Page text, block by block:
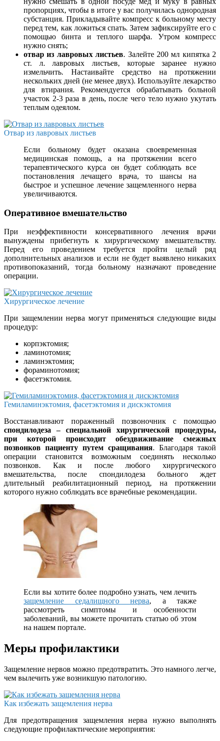
пропорциях, чтобы в итоге у вас получилась однородная
субстанция. Прикладывайте компресс к больному месту
перед тем, как ложиться спать. Затем зафиксируйте его с
помощью бинта и теплого шарфа. Утром компресс
нужно снять;
отвар из лавровых листьев. Залейте 200 мл кипятка 2
ст. л. лавровых листьев, которые заранее нужно
измельчить. Настаивайте средство на протяжении
нескольких дней (не менее двух). Используйте лекарство
для втирания. Рекомендуется обрабатывать больной
участок 2-3 раза в день, после чего тело нужно укутать
теплым одеялом.
Отвар из лавровых листьев
Если больному будет оказана своевременная
медицинская помощь, а на протяжении всего
терапевтического курса он будет соблюдать все
постановления лечащего врача, то шансы на
быстрое и успешное лечение защемленного нерва
увеличиваются.
Оперативное вмешательство
При неэффективности консервативного лечения врачи
вынуждены прибегнуть к хирургическому вмешательству.
Перед его проведением требуется пройти целый ряд
дополнительных анализов и если не будет выявлено никаких
противопоказаний, тогда больному назначают проведение
операции.
Хирургическое лечение
При защемлении нерва могут применяться следующие виды
процедур:
корпэктомия;
ламинотомия;
ламинэктомия;
фораминотомия;
фасетэктомия.
Гемиламинэктомия, фасетэктомия и дискэктомия
Восстанавливают пораженный позвоночник с помощью
спондилодеза – специальной хирургической процедуры,
при которой происходит обездвиживание смежных
позвонков пациенту путем сращивания. Благодаря такой
операции становится возможным соединять несколько
позвонков. Как и после любого хирургического
вмешательства, после спондилодеза больного ждет
длительный реабилитационный период, на протяжении
которого нужно соблюдать все врачебные рекомендации.
Если вы хотите более подробно узнать, чем лечить
защемление седалищного нерва, а также
рассмотреть симптомы и особенности
заболеваний, вы можете прочитать статью об этом
на нашем портале.
Меры профилактики
Защемление нервов можно предотвратить. Это намного легче,
чем вылечить уже возникшую патологию.
Как избежать защемления нерва
Для предотвращения защемления нерва нужно выполнять
следующие профилактические мероприятия: